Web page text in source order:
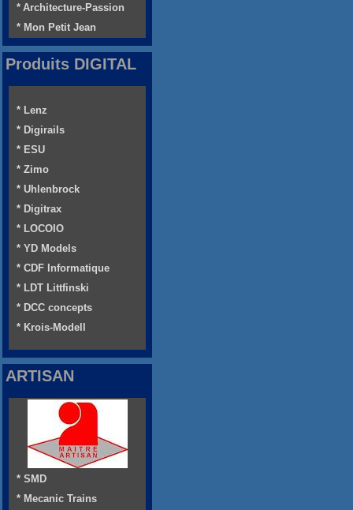
* Architecture-Passion
* Mon Petit Jean
Produits DIGITAL
* Lenz
* Digirails
* ESU
* Zimo
* Uhlenbrock
* Digitrax
* LOCOIO
* YD Models
* CDF Informatique
* LDT Littfinski
* DCC concepts
* Krois-Modell
ARTISAN
* SMD
* Mecanic Trains